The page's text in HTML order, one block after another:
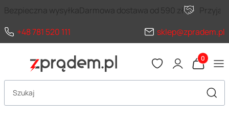
Bezpieczna wysyłkaDarmowa dostawa od 590 zł
+48 781 520 111
sklep@zpradem.pl
Produkty
Otwórz wyszukiwarkę